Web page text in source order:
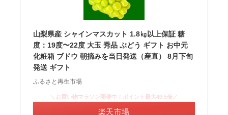
山梨県産 シャインマスカット 1.8㎏以上保証 糖
度：19度〜22度 大玉 秀品 ぶどう ギフト お中元
化粧箱 ブドウ 朝摘みを当日発送（産直） 8月下旬
発送 ギフト
ふるさと再生市場
＼お買い物マラソン開催中！ポイント最大49.5倍／
楽天市場